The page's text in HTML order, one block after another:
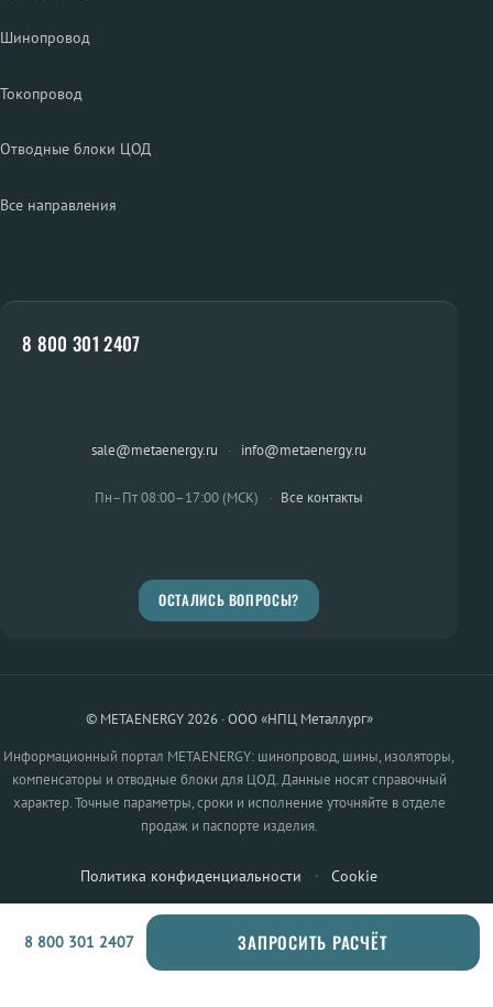
Шинопровод
Токопровод
Отводные блоки ЦОД
Все направления
8 800 301 2407
sale@metaenergy.ru · info@metaenergy.ru
Пн–Пт 08:00–17:00 (МСК) · Все контакты
ОСТАЛИСЬ ВОПРОСЫ?
© METAENERGY 2026 · ООО «НПЦ Металлург»
Информационный портал METAENERGY: шинопровод, шины, изоляторы,
компенсаторы и отводные блоки для ЦОД. Данные носят справочный
характер. Точные параметры, сроки и исполнение уточняйте в отделе
продаж и паспорте изделия.
Политика конфиденциальности · Cookie
8 800 301 2407 ЗАПРОСИТЬ РАСЧЁТ